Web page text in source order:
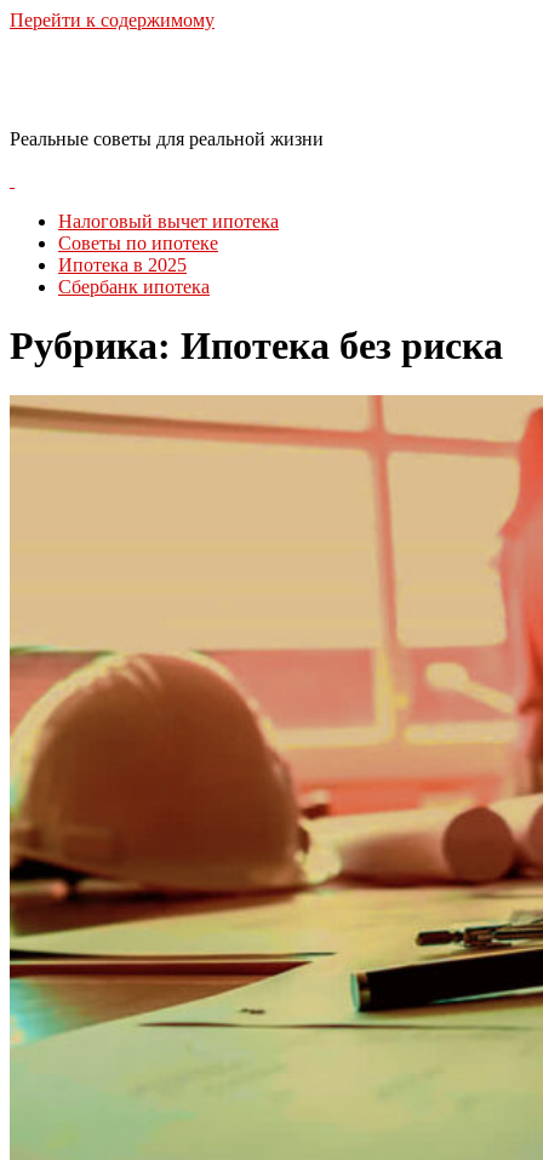
Перейти к содержимому
Реальные советы для реальной жизни
Налоговый вычет ипотека
Советы по ипотеке
Ипотека в 2025
Сбербанк ипотека
Рубрика: Ипотека без риска